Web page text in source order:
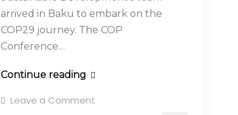
arrived in Baku to embark on the
COP29 journey. The COP
Conference…
Continue reading
Leave a Comment